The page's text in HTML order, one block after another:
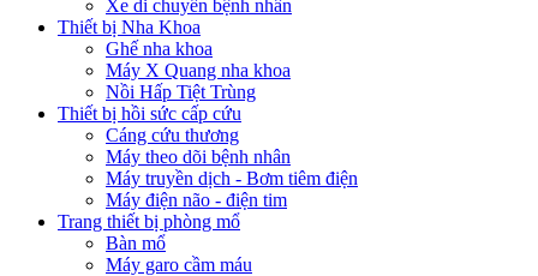
Xe di chuyển bệnh nhân
Thiết bị Nha Khoa
Ghế nha khoa
Máy X Quang nha khoa
Nồi Hấp Tiệt Trùng
Thiết bị hồi sức cấp cứu
Cáng cứu thương
Máy theo dõi bệnh nhân
Máy truyền dịch - Bơm tiêm điện
Máy điện não - điện tim
Trang thiết bị phòng mổ
Bàn mổ
Máy garo cầm máu